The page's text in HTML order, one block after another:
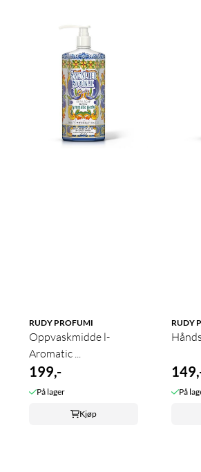
RUDY PROFUMI
Oppvaskmidde l-
Aromatic ...
199,-
På lager
Kjøp
RUDY
På